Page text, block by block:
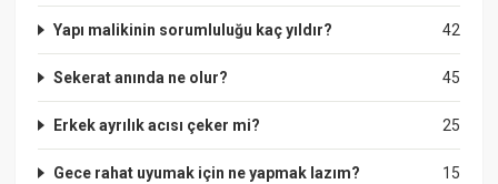
42
Yapı malikinin sorumluluğu kaç yıldır?
45
Sekerat anında ne olur?
25
Erkek ayrılık acısı çeker mi?
15
Gece rahat uyumak için ne yapmak lazım?